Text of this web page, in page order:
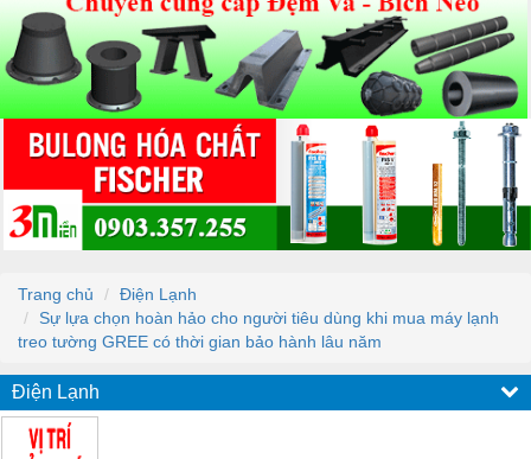
Trang chủ
Điện Lạnh
Sự lựa chọn hoàn hảo cho người tiêu dùng khi mua máy lạnh
treo tường GREE có thời gian bảo hành lâu năm
Điện Lạnh